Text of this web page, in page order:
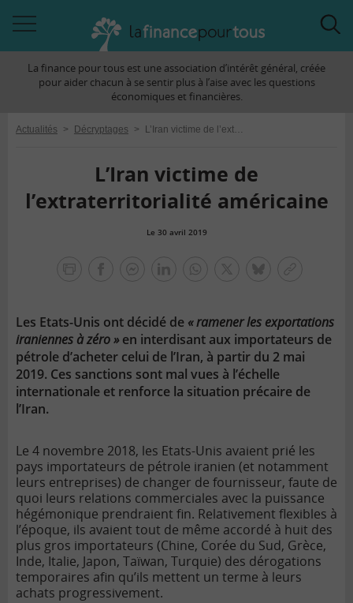
àLa finance pour tous est une association d’intérêt général, créée
pour aider chacun à se sentir plus à l’aise avec les questions
économiques et financières.
Actualités > Décryptages > L’Iran victime de l’extraterritorialité américaine
L’Iran victime de
l’extraterritorialité américaine
Le 30 avril 2019
Les Etats-Unis ont décidé de « ramener les exportations
iraniennes à zéro »en interdisant aux importateurs de
pétrole d’acheter celui de l’Iran, à partir du 2 mai
2019. Ces sanctions sont mal vues à l’échelle
internationale et renforce la situation précaire de
l’Iran.
Le 4 novembre 2018, les Etats-Unis avaient prié les
pays importateurs de pétrole iranien (et notamment
leurs entreprises) de changer de fournisseur, faute de
quoi leurs relations commerciales avec la puissance
hégémonique prendraient fin. Relativement flexibles à
l’époque, ils avaient tout de même accordé à huit des
plus gros importateurs (Chine, Corée du Sud, Grèce,
Inde, Italie, Japon, Taïwan, Turquie) des dérogations
temporaires afin qu’ils mettent un terme à leurs
achats progressivement.